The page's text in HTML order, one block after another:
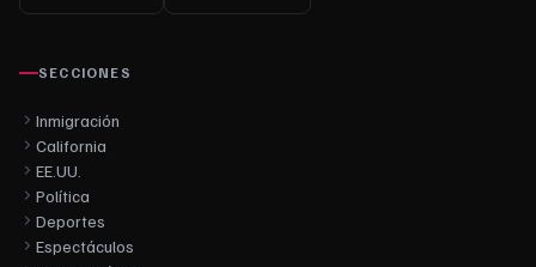
SECCIONES
Inmigración
California
EE.UU.
Política
Deportes
Espectáculos